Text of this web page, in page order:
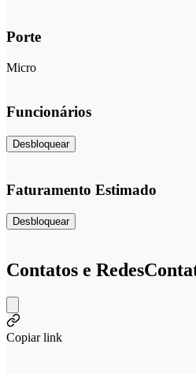
Porte
Micro
Funcionários
Desbloquear
Faturamento Estimado
Desbloquear
Contatos e Redes
Copiar link